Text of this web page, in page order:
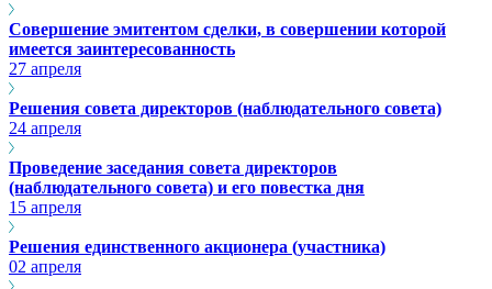
Совершение эмитентом сделки, в совершении которой
имеется заинтересованность
27 апреля
Решения совета директоров (наблюдательного совета)
24 апреля
Проведение заседания совета директоров
(наблюдательного совета) и его повестка дня
15 апреля
Решения единственного акционера (участника)
02 апреля